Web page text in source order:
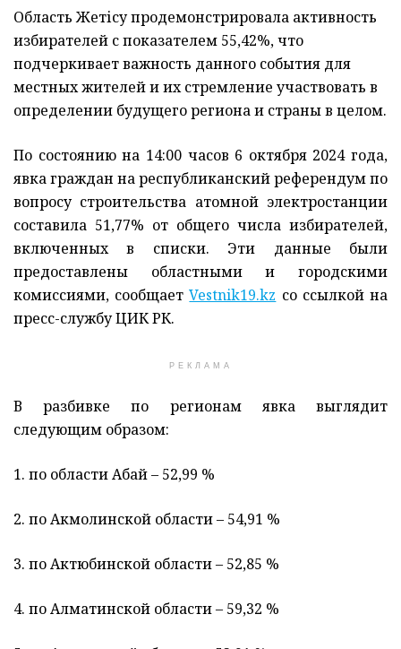
Область Жетісу продемонстрировала активность
избирателей с показателем 55,42%, что
подчеркивает важность данного события для
местных жителей и их стремление участвовать в
определении будущего региона и страны в целом.
По состоянию на 14:00 часов 6 октября 2024 года,
явка граждан на республиканский референдум по
вопросу строительства атомной электростанции
составила 51,77% от общего числа избирателей,
включенных в списки. Эти данные были
предоставлены областными и городскими
комиссиями, сообщаетVestnik19.kz со ссылкой на
пресс-службу ЦИК РК.
РЕКЛАМА
В разбивке по регионам явка выглядит
следующим образом:
1. по области Абай – 52,99 %
2. по Акмолинской области – 54,91 %
3. по Актюбинской области – 52,85 %
4. по Алматинской области – 59,32 %